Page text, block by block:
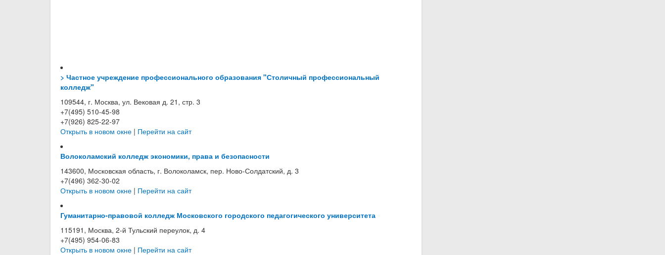
> Частное учреждение профессионального образования "Столичный профессиональный
колледж"
109544, г. Москва, ул. Вековая д. 21, стр. 3
+7(495) 510-45-98
+7(926) 825-22-97
Открыть в новом окне | Перейти на сайт
Волоколамский колледж экономики, права и безопасности
143600, Московская область, г. Волоколамск, пер. Ново-Солдатский, д. 3
+7(496) 362-30-02
Открыть в новом окне | Перейти на сайт
Гуманитарно-правовой колледж Московского городского педагогического университета
115191, Москва, 2-й Тульский переулок, д. 4
+7(495) 954-06-83
Открыть в новом окне | Перейти на сайт